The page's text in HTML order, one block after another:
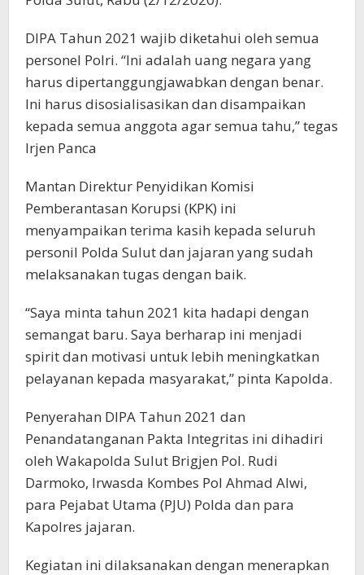
DIPA Tahun 2021 wajib diketahui oleh semua
personel Polri. “Ini adalah uang negara yang
harus dipertanggungjawabkan dengan benar.
Ini harus disosialisasikan dan disampaikan
kepada semua anggota agar semua tahu,” tegas
Irjen Panca
Mantan Direktur Penyidikan Komisi
Pemberantasan Korupsi (KPK) ini
menyampaikan terima kasih kepada seluruh
personil Polda Sulut dan jajaran yang sudah
melaksanakan tugas dengan baik.
“Saya minta tahun 2021 kita hadapi dengan
semangat baru. Saya berharap ini menjadi
spirit dan motivasi untuk lebih meningkatkan
pelayanan kepada masyarakat,” pinta Kapolda.
Penyerahan DIPA Tahun 2021 dan
Penandatanganan Pakta Integritas ini dihadiri
oleh Wakapolda Sulut Brigjen Pol. Rudi
Darmoko, Irwasda Kombes Pol Ahmad Alwi,
para Pejabat Utama (PJU) Polda dan para
Kapolres jajaran.
Kegiatan ini dilaksanakan dengan menerapkan